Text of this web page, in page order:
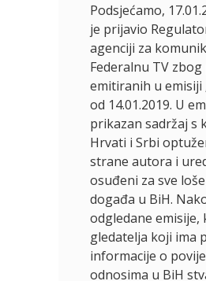
Podsjećamo,
je prijavio
agenciji za
Federalnu TV
emitiranih u emisiji
od 14.01.2019. U
prikazan sadržaj s
Hrvati i Srbi
strane autora i
osuđeni za sve
događa u BiH.
odgledane emisije,
gledatelja koji ima
informacije o
odnosima u BiH